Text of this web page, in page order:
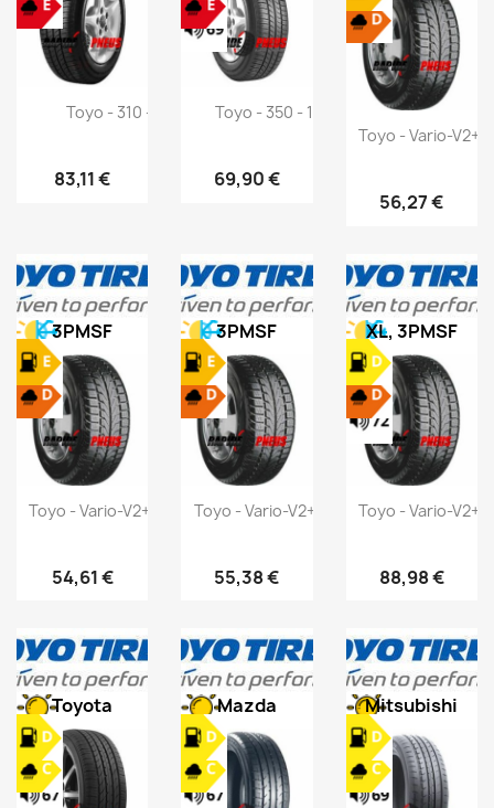
Toyo - 310 - 135R15 72S
83,11 €
Toyo - 350 - 175/80 R14 88T
69,90 €
Toyo - Vario-V2+ -
56,27 €
3PMSF
Toyo - Vario-V2+ - 145/80 R13 75T
54,61 €
3PMSF
Toyo - Vario-V2+ - 155/70 R13 75T
55,38 €
XL, 3PMSF
Toyo - Vario-V2+ -
88,98 €
Toyota Mazda Mitsubishi